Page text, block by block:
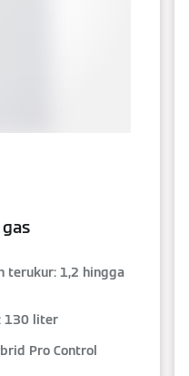
terukur: 1,2 hingga
130 liter
Pro Control